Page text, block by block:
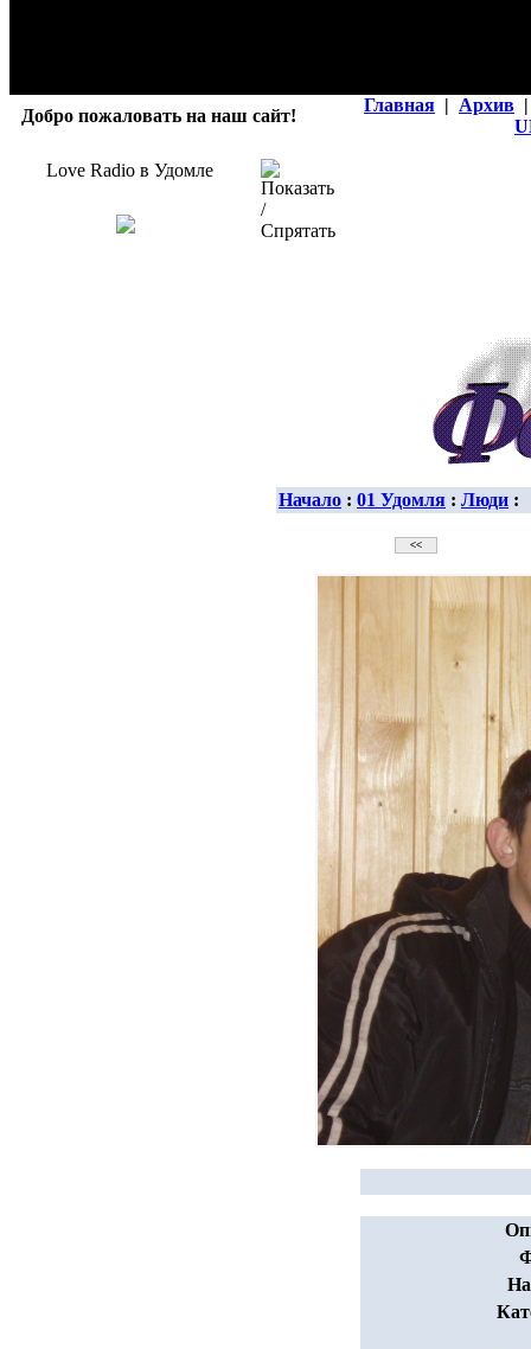
Добро пожаловать на наш сайт!
Главная | Архив |
Love Radio в Удомле
Начало : 01 Удомля : Люди :